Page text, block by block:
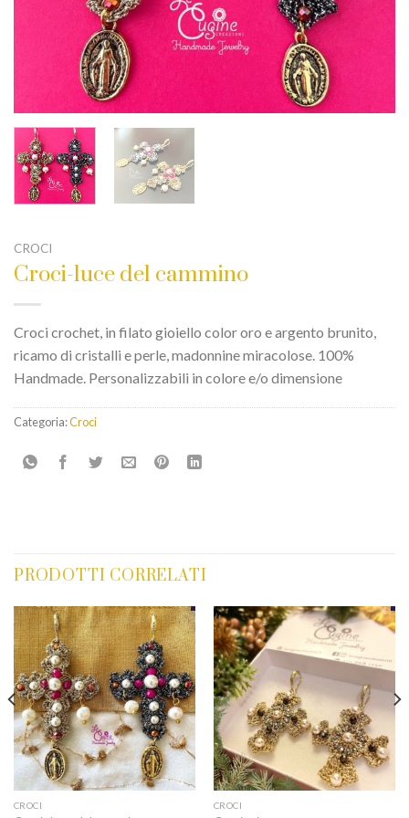
CROCI
Croci-luce del cammino
Croci crochet, in filato gioiello color oro e argento brunito,
ricamo di cristalli e perle, madonnine miracolose. 100%
Handmade. Personalizzabili in colore e/o dimensione
Categoria:Croci
PRODOTTI CORRELATI
CROCI CROCI